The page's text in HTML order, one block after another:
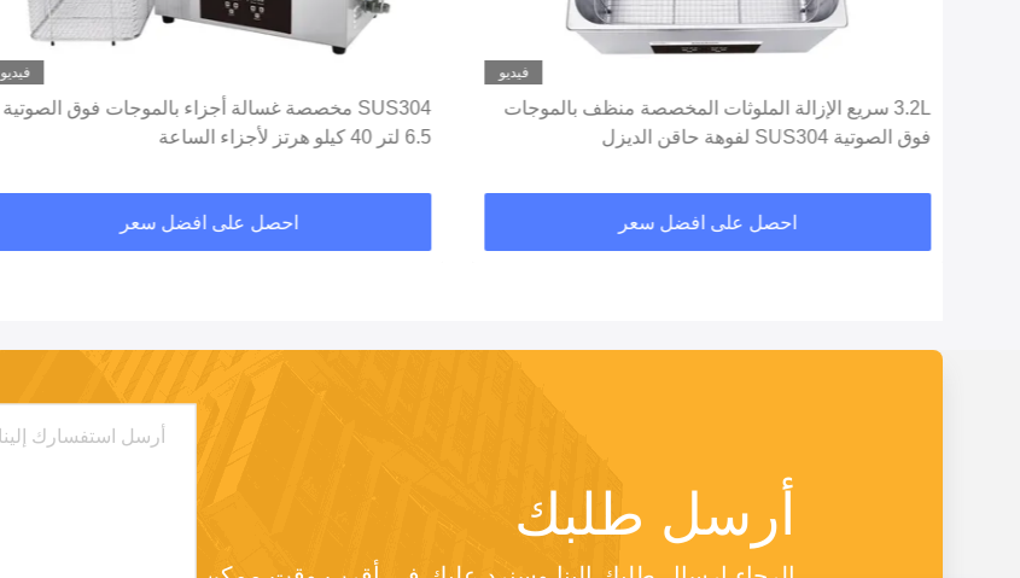
فيديو
3.2L سريع الإزالة الملوثات المخصصة منظف بالموجات
فوق الصوتية SUS304 لفوهة حاقن الديزل
احصل على افضل سعر
فيديو
SUS304 مخصصة غسالة أجزاء بالموجات فوق الصوتية
6.5 لتر 40 كيلو هرتز لأجزاء الساعة
احصل على افضل سعر
أرسل طلبك